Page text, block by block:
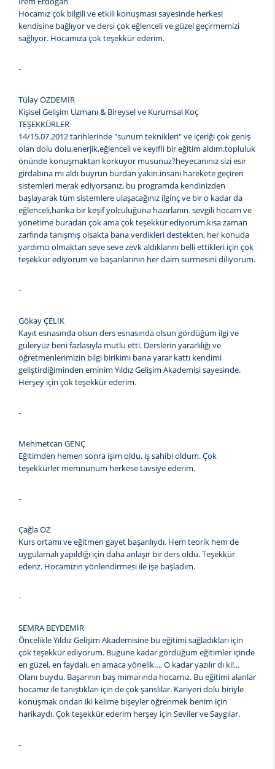
Hocamız çok bilgili ve etkili konuşması sayesinde herkesi
kendisine bağlıyor ve dersi çok eğlenceli ve güzel geçirmemizi
sağlıyor. Hocamıza çok teşekkür ederim.
-
Tülay ÖZDEMİR
Kişisel Gelişim Uzmanı & Bireysel ve Kurumsal Koç
TEŞEKKÜRLER
14/15.07.2012 tarihlerinde "sunum teknikleri" ve içeriği çok geniş
olan dolu dolu,enerjik,eğlenceli ve keyifli bir eğitim aldım.topluluk
önünde konuşmaktan korkuyor musunuz?heyecanınız sizi esir
girdabına mı aldı buyrun burdan yakın.insanı harekete geçiren
sistemleri merak ediyorsanız, bu programda kendinizden
başlayarak tüm sistemlere ulaşacağınız ilginç ve bir o kadar da
eğlenceli,harika bir keşif yolculuğuna hazırlanın. sevgili hocam ve
yönetime buradan çok ama çok teşekkür ediyorum.kısa zaman
zarfında tanışmış olsakta bana verdikleri destekten, her konuda
yardımcı olmaktan seve seve zevk aldıklarını belli ettikleri için çok
teşekkür ediyorum ve başarılarının her daim sürmesini diliyorum.
-
Gökay ÇELİK
Kayıt esnasında olsun ders esnasında olsun gördüğüm ilgi ve
güleryüz beni fazlasıyla mutlu etti. Derslerin yararlılığı ve
öğretmenlerimizin bilgi birikimi bana yarar kattı kendimi
geliştirdiğiminden eminim Yıldız Gelişim Akademisi sayesinde.
Herşey için çok teşekkür ederim.
-
Mehmetcan GENÇ
Eğitimden hemen sonra işim oldu, iş sahibi oldum. Çok
teşekkürler memnunum herkese tavsiye ederim.
-
Çağla ÖZ
Kurs ortamı ve eğitmen gayet başarılıydı. Hem teorik hem de
uygulamalı yapıldığı için daha anlaşır bir ders oldu. Teşekkür
ederiz. Hocamızın yönlendirmesi ile işe başladım.
-
SEMRA BEYDEMİR
Öncelikle Yıldız Gelişim Akademisine bu eğitimi sağladıkları için
çok teşekkür ediyorum. Bugüne kadar gördüğüm eğitimler içinde
en güzel, en faydalı, en amaca yönelik…. O kadar yazılır dı ki!...
Olanı buydu. Başarının baş mimarında hocamız. Bu eğitimi alanlar
hocamız ile tanıştıkları için de çok şanslılar. Kariyeri dolu biriyle
konuşmak ondan iki kelime bişeyler öğrenmek benim için
harikaydı. Çok teşekkür ederim herşey için Seviler ve Saygılar.
-